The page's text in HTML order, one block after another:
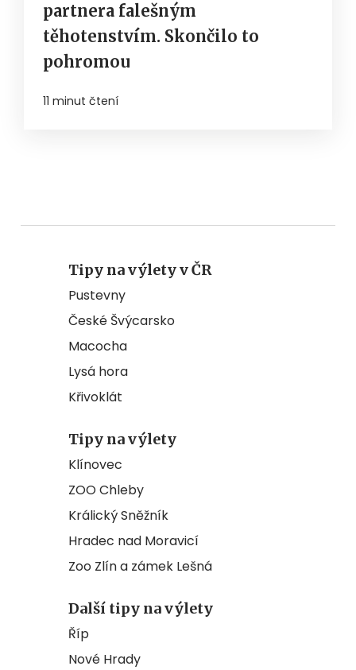
partnera falešným
těhotenstvím. Skončilo to
pohromou
11 minut čtení
Tipy na výlety v ČR
Pustevny
České Švýcarsko
Macocha
Lysá hora
Křivoklát
Tipy na výlety
Klínovec
ZOO Chleby
Králický Sněžník
Hradec nad Moravicí
Zoo Zlín a zámek Lešná
Další tipy na výlety
Říp
Nové Hrady